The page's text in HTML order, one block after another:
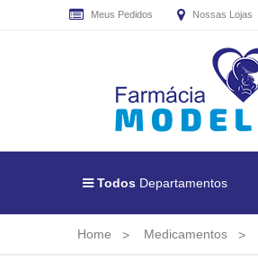
Meus Pedidos Nossas Lojas
Todos Departamentos
Home Medicamentos
CADASTRE
SEU
MAIL
E
TODAS
PROMOÇÕES